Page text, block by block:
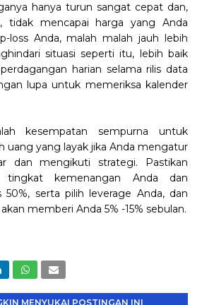
hanya turun sangat cepat dan,
tidak mencapai harga yang Anda
loss Anda, malah malah jauh lebih
situasi seperti itu, lebih baik
harian selama rilis data
lupa untuk memeriksa kalender
kesempatan sempurna untuk
uang yang layak jika Anda mengatur
dan mengikuti strategi. Pastikan
tingkat kemenangan Anda dan
50%, serta pilih leverage Anda, dan
memberi Anda 5% -15% sebulan.
MENYUKAI POSTINGAN INI